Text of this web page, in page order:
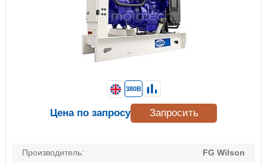
Производитель:
FG Wilson
380В
Цена по запросу Запросить